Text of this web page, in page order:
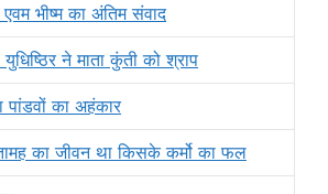
एवम भीष्म का अंतिम संवाद
युधिष्ठिर ने माता कुंती को श्राप
का अहंकार
का जीवन था किसके कर्मो का फल